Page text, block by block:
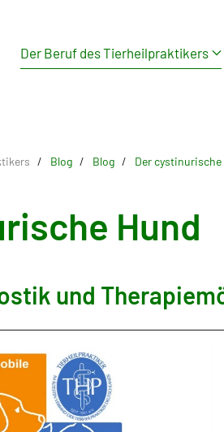
Der Beruf des Tierheilpraktikers
Blog Blog Der cystinurische
Hund
und